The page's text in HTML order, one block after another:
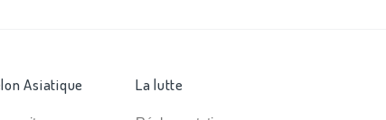
Asiatique La lutte